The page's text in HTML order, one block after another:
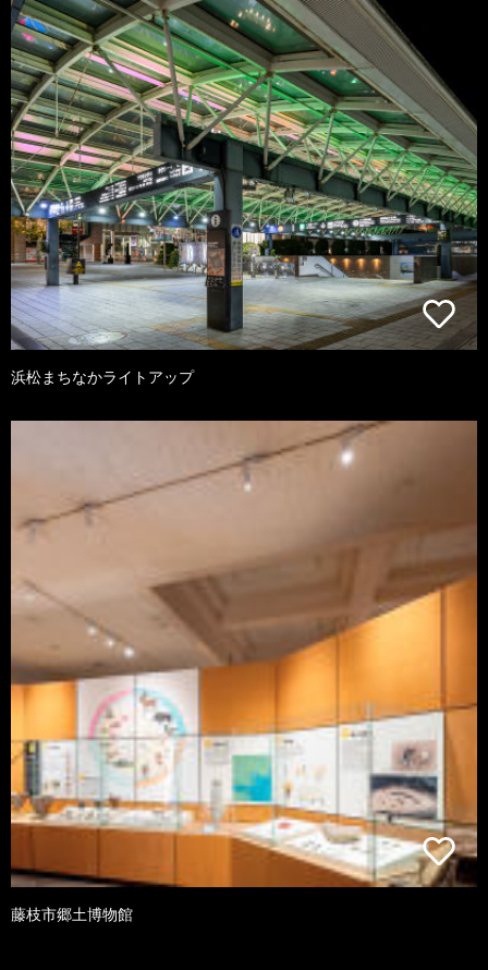
浜松まちなかライトアップ
藤枝市郷土博物館